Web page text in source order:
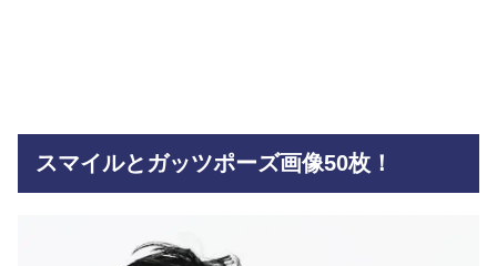
スマイルとガッツポーズ画像50枚！